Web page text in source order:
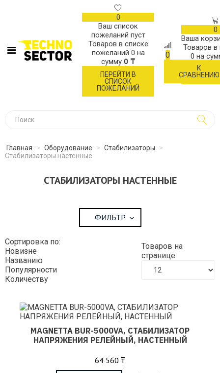
0
Ваш список
пожеланий пуст
Товаров в списке
пожеланий 0 на
сумму 0 ₸
ПЕРЕЙТИ В
СПИСОК
ПОЖЕЛАНИЙ
0
К
СРАВНЕНИЮ
0
Ваша
Товаров в
0 на
Главная > Оборудование > Стабилизаторы
>
Стабилизаторы настенные
СТАБИЛИЗАТОРЫ НАСТЕННЫЕ
ФИЛЬТР
Сортировка по:
Новизне
Названию
Популярности
Количеству
Товаров на
странице
MAGNETTA BUR-5000VA, СТАБИЛИЗАТОР
НАПРЯЖЕНИЯ РЕЛЕЙНЫЙ, НАСТЕННЫЙ
64 560 ₸